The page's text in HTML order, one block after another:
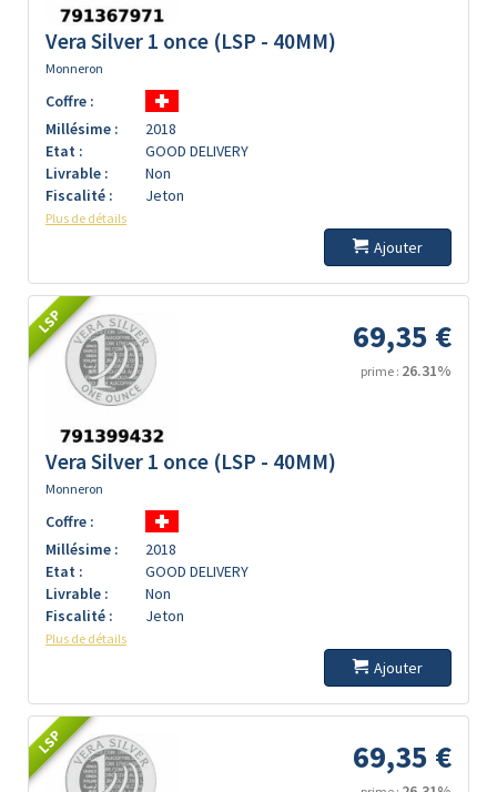
Vera Silver 1 once (LSP - 40MM)
Monneron
Coffre :
Millésime :
2018
Etat :
GOOD DELIVERY
Livrable :
Non
Fiscalité :
Jeton
Plus de détails
Ajouter
LSP 69,35 €
prime : 26.31%
Vera Silver 1 once (LSP - 40MM)
Monneron
Coffre :
Millésime :
2018
Etat :
GOOD DELIVERY
Livrable :
Non
Fiscalité :
Jeton
Plus de détails
Ajouter
LSP 69,35 €